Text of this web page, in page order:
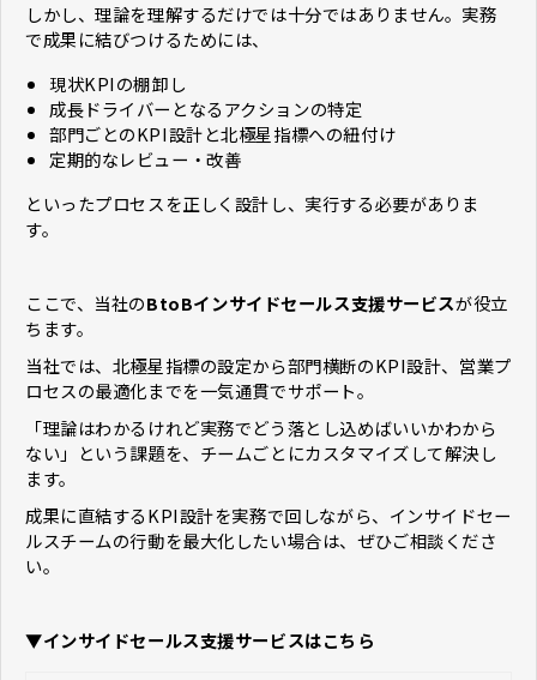
しかし、理論を理解するだけでは十分ではありません。実務
で成果に結びつけるためには、
現状KPIの棚卸し
成長ドライバーとなるアクションの特定
部門ごとのKPI設計と北極星指標への紐付け
定期的なレビュー・改善
といったプロセスを正しく設計し、実行する必要がありま
す。
ここで、当社のBtoBインサイドセールス支援サービスが役立
ちます。
当社では、北極星指標の設定から部門横断のKPI設計、営業プ
ロセスの最適化までを一気通貫でサポート。
「理論はわかるけれど実務でどう落とし込めばいいかわから
ない」という課題を、チームごとにカスタマイズして解決し
ます。
成果に直結するKPI設計を実務で回しながら、インサイドセー
ルスチームの行動を最大化したい場合は、ぜひご相談くださ
い。
▼インサイドセールス支援サービスはこちら